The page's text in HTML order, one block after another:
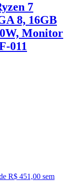
7
8, 16GB
Monitor
011
R$ 451,00 sem